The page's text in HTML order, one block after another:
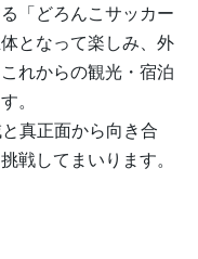
「どろんこサッカー
となって楽しみ、外
れからの観光・宿泊
。
真正面から向き合
戦してまいります。